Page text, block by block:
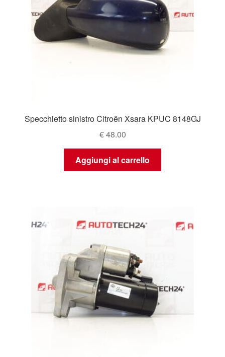
Specchietto sinistro Citroën Xsara KPUC 8148GJ
€48.00
Aggiungi al carrello